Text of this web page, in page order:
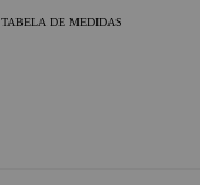
TABELA DE MEDIDAS